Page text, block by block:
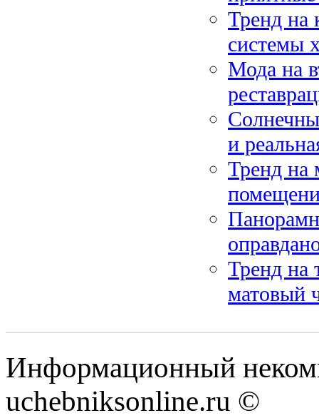
Тренд на
системы
Мода на
и
Тренд на
Тренд на
матовый
Информационный
uchebniksonline.ru ©